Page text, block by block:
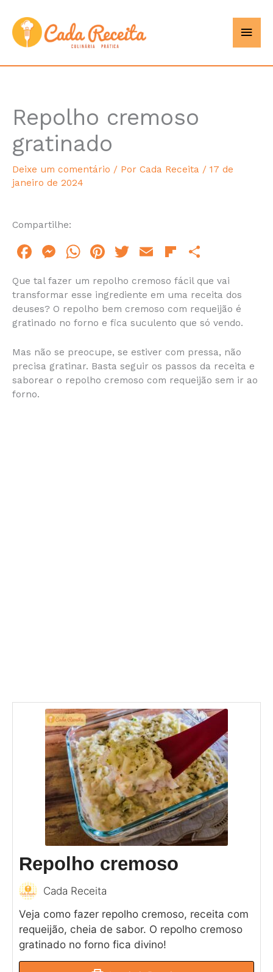
para
conteúdo
Repolho cremoso
gratinado
Deixe um comentário / Por Cada Receita / 17 de
janeiro de 2024
Compartilhe:
F
a
c
e
b
o
o
k
M
s
s
e
n
g
er
W
at
s
A
p
p
Pi
n
te
re
st
T
itt
er
E
ai
l
Fl
ip
b
o
ar
d
ar
e
Que tal fazer um repolho cremoso fácil que vai
transformar esse ingrediente em uma receita dos
deuses? O repolho bem cremoso com requeijão é
gratinado no forno e fica suculento que só vendo.
Mas não se preocupe, se estiver com pressa, não
precisa gratinar. Basta seguir os passos da receita e
saborear o repolho cremoso com requeijão sem ir ao
forno.
Repolho cremoso
Cada Receita
Veja como fazer repolho cremoso, receita com
requeijão, cheia de sabor. O repolho cremoso
gratinado no forno fica divino!
minutes